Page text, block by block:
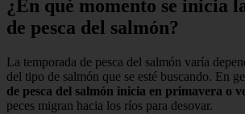
¿En qué momento se inicia
de pesca del salmón?
La temporada de pesca del salmón varía
del tipo de salmón que se esté buscando. En
de pesca del salmón inicia en primavera o
peces migran hacia los ríos para desovar.